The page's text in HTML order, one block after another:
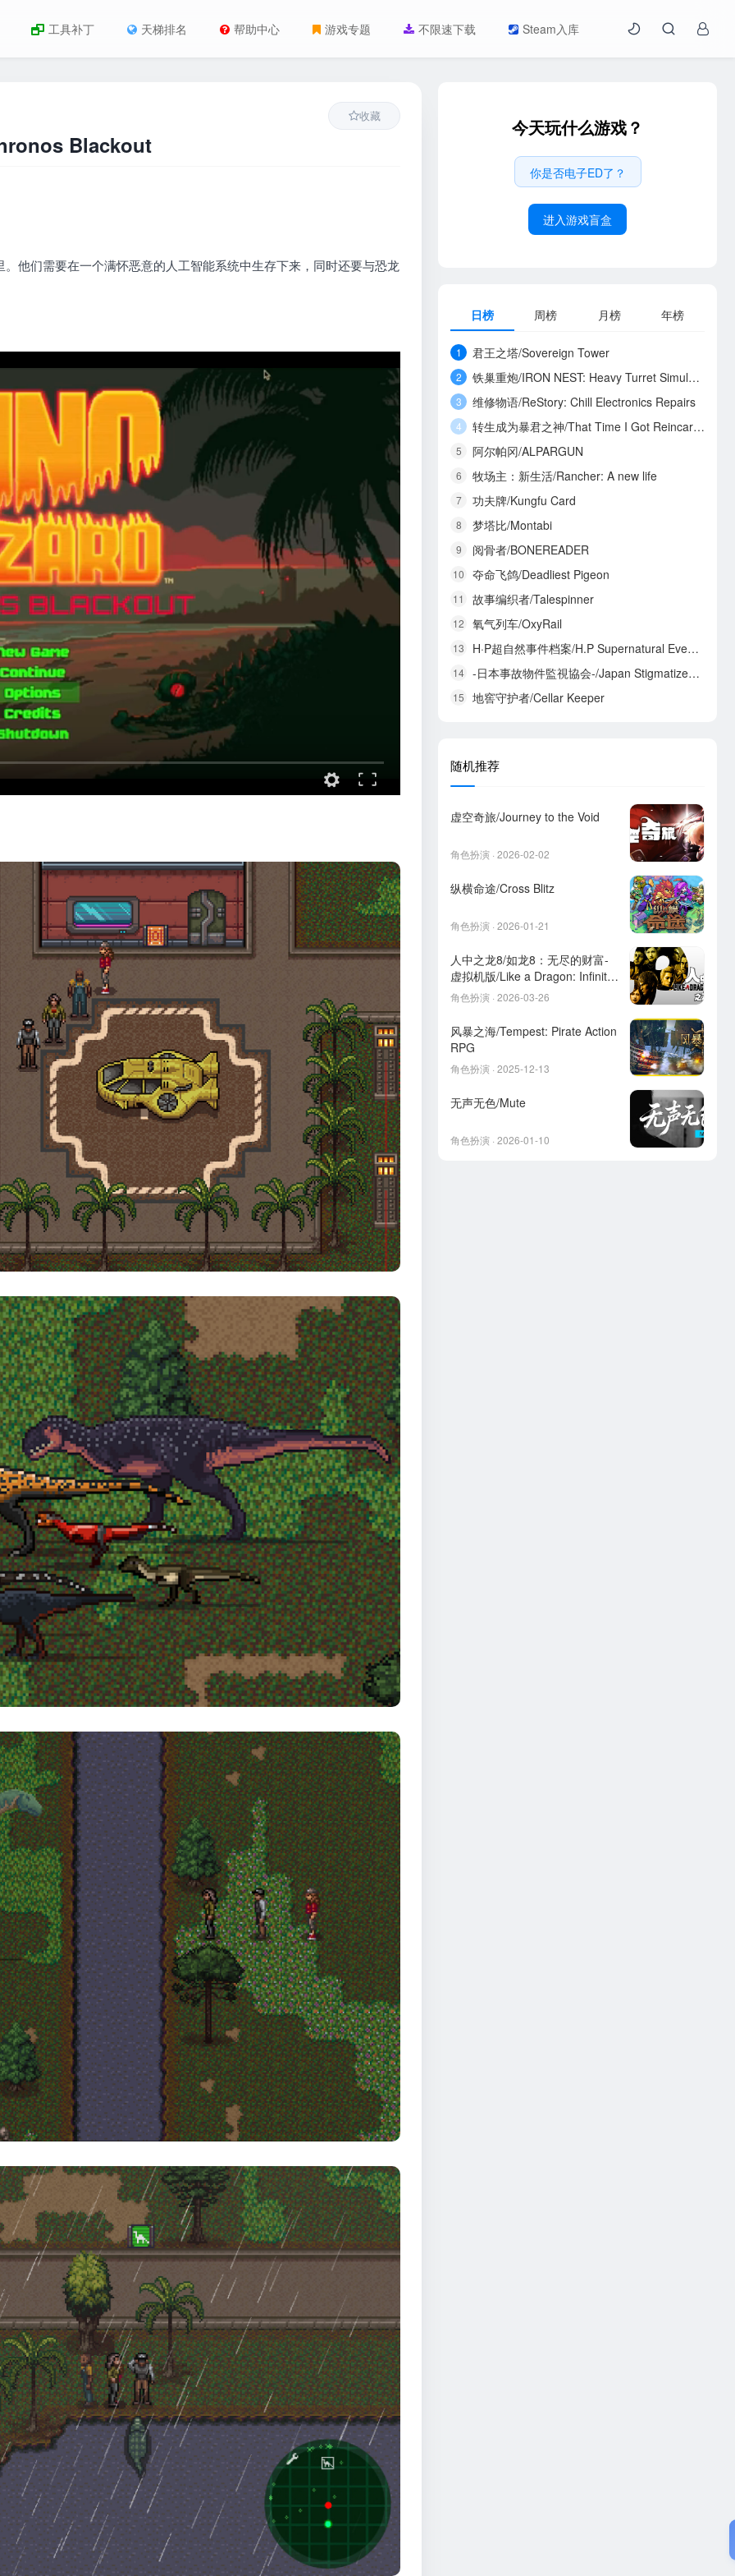
工具补丁 天梯排名 帮助中心 游戏专题 不限速下载 Steam入库
Blackout
收藏
他们需要在一个满怀恶意的人工智能系统中生存下来，同时还要与恐龙
今天玩什么游戏？
你是否电子ED了？
进入游戏盲盒
日榜 周榜 月榜 年榜
1 君王之塔/Sovereign Tower
2 铁巢重炮/IRON NEST: Heavy Turret Simulator
3 维修物语/ReStory: Chill Electronics Repairs
4 转生成为暴君之神/That Time I Got Reincarnated as a Tyrant God
5 阿尔帕冈/ALPARGUN
6 牧场主：新生活/Rancher: A new life
7 功夫牌/Kungfu Card
8 梦塔比/Montabi
9 阅骨者/BONEREADER
10 夺命飞鸽/Deadliest Pigeon
11 故事编织者/Talespinner
12 氧气列车/OxyRail
13 H·P超自然事件档案/H.P Supernatural Event Archives
14 -日本事故物件監視協会-/Japan Stigmatized Property3
15 地窖守护者/Cellar Keeper
随机推荐
虚空奇旅/Journey to the Void
角色扮演 · 2026-02-02
纵横命途/Cross Blitz
角色扮演 · 2026-01-21
人中之龙8/如龙8：无尽的财富-
虚拟机版/Like a Dragon: Infinite
Wealth HYPERVISOR
角色扮演 · 2026-03-26
风暴之海/Tempest: Pirate Action
RPG
角色扮演 · 2025-12-13
无声无色/Mute
角色扮演 · 2026-01-10